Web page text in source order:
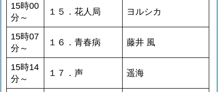
15時00
分～
１５．花人局 ヨルシカ
15時07
分～
１６．青春病 藤井 風
15時14
分～
１７．声 遥海